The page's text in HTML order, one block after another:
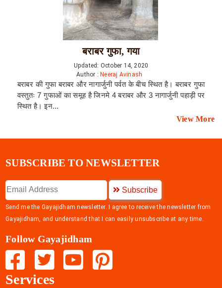
बराबर गुफा, गया
Updated: October 14, 2020
Author :Neeraj Avinash
बराबर की गुफा बराबर और नागार्जुनी पर्वत के बीच स्थित है। बराबर गुफा
वस्तुतः 7 गुफाओं का समूह है जिनमे 4 बराबर और 3 नागार्जुनी पहाड़ी पर
स्थित है। इन...
View More
SUBSCRIBE TO NEWSLETTER
Subscribe
Send me the Gayajidham newsletter. I agree to receive the newsletter from
Gayajidham, and understand that I can easily unsubscribe at any time.
Follow Gayajidham
Services